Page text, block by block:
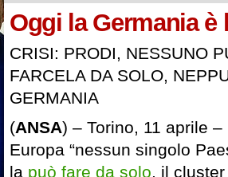
Oggi la Germania
CRISI: PRODI, NESSUNO
FARCELA DA SOLO,
GERMANIA
(ANSA) – Torino, 11 aprile –
Europa “nessun singolo
la può fare da solo, il cluster